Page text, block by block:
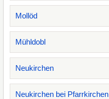
Mollöd
Mühldobl
Neukirchen
Neukirchen bei Pfarrkirchen